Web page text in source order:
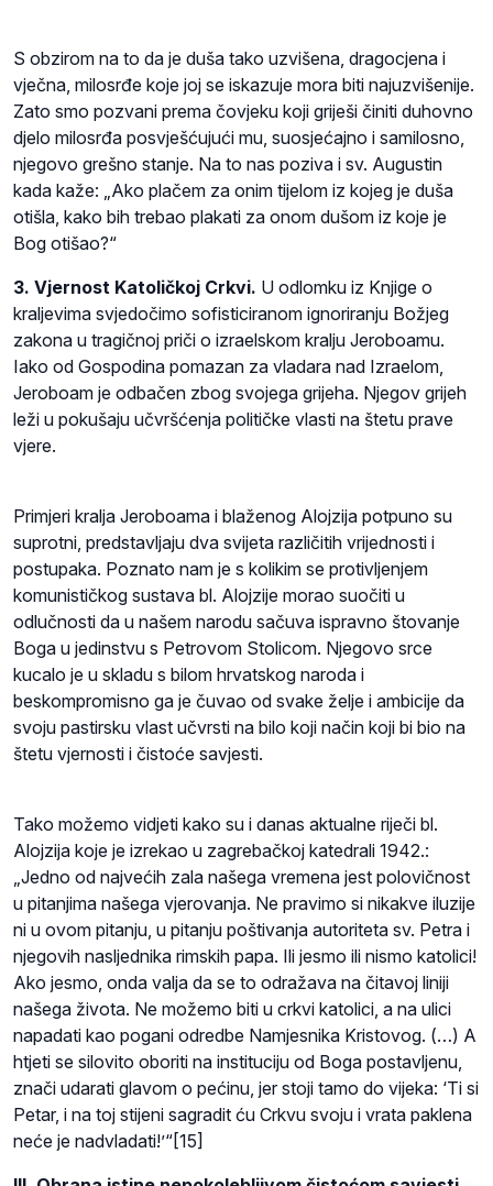
S obzirom na to da je duša tako uzvišena, dragocjena i
vječna, milosrđe koje joj se iskazuje mora biti najuzvišenije.
Zato smo pozvani prema čovjeku koji griješi činiti duhovno
djelo milosrđa posvješćujući mu, suosjećajno i samilosno,
njegovo grešno stanje. Na to nas poziva i sv. Augustin
kada kaže: „Ako plačem za onim tijelom iz kojeg je duša
otišla, kako bih trebao plakati za onom dušom iz koje je
Bog otišao?“
3. Vjernost Katoličkoj Crkvi. U odlomku iz Knjige o
kraljevima svjedočimo sofisticiranom ignoriranju Božjeg
zakona u tragičnoj priči o izraelskom kralju Jeroboamu.
Iako od Gospodina pomazan za vladara nad Izraelom,
Jeroboam je odbačen zbog svojega grijeha. Njegov grijeh
leži u pokušaju učvršćenja političke vlasti na štetu prave
vjere.
Primjeri kralja Jeroboama i blaženog Alojzija potpuno su
suprotni, predstavljaju dva svijeta različitih vrijednosti i
postupaka. Poznato nam je s kolikim se protivljenjem
komunističkog sustava bl. Alojzije morao suočiti u
odlučnosti da u našem narodu sačuva ispravno štovanje
Boga u jedinstvu s Petrovom Stolicom. Njegovo srce
kucalo je u skladu s bilom hrvatskog naroda i
beskompromisno ga je čuvao od svake želje i ambicije da
svoju pastirsku vlast učvrsti na bilo koji način koji bi bio na
štetu vjernosti i čistoće savjesti.
Tako možemo vidjeti kako su i danas aktualne riječi bl.
Alojzija koje je izrekao u zagrebačkoj katedrali 1942.:
„Jedno od najvećih zala našega vremena jest polovičnost
u pitanjima našega vjerovanja. Ne pravimo si nikakve iluzije
ni u ovom pitanju, u pitanju poštivanja autoriteta sv. Petra i
njegovih nasljednika rimskih papa. Ili jesmo ili nismo katolici!
Ako jesmo, onda valja da se to odražava na čitavoj liniji
našega života. Ne možemo biti u crkvi katolici, a na ulici
napadati kao pogani odredbe Namjesnika Kristovog. (…) A
htjeti se silovito oboriti na instituciju od Boga postavljenu,
znači udarati glavom o pećinu, jer stoji tamo do vijeka: ‘Ti si
Petar, i na toj stijeni sagradit ću Crkvu svoju i vrata paklena
neće je nadvladati!’“[15]